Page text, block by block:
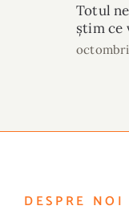
Totul
știm ce
DESPRE NOI